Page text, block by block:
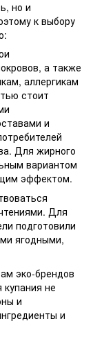
но и
к выбору
а также
аллергикам
стоит
и
Для жирного
вариантом
эффектом.
Для
подготовили
ягодными,
эко-брендов
не
и
и